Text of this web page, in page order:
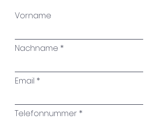
Vorname
Nachname
Email
Telefonnummer